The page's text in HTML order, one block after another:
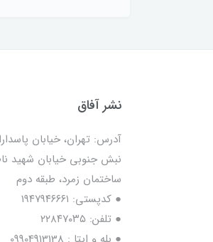
نشر آفاق
آدرس: تهران، خیابان
ساختمان زمرد، طبقه دوم
● کدپستی: ۱۹۴۷۹۴۶۶۶۱
● تلفن: ٢٢٨۴٧۰۳۵